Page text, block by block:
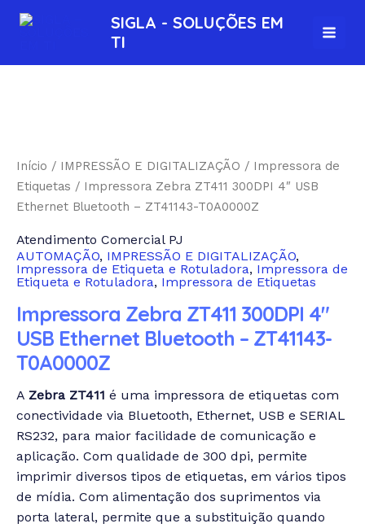
para
conteúdo
SIGLA - SOLUÇÕES EM
TI
Início / IMPRESSÃO E DIGITALIZAÇÃO / Impressora de
Etiquetas / Impressora Zebra ZT411 300DPI 4″ USB
Ethernet Bluetooth – ZT41143-T0A0000Z
Atendimento Comercial PJ
AUTOMAÇÃO, IMPRESSÃO E DIGITALIZAÇÃO,
Impressora de Etiqueta e Rotuladora, Impressora de
Etiqueta e Rotuladora, Impressora de Etiquetas
Impressora Zebra ZT411 300DPI 4″
USB Ethernet Bluetooth – ZT41143-
T0A0000Z
A Zebra ZT411 é uma impressora de etiquetas com
conectividade via Bluetooth, Ethernet, USB e SERIAL
RS232, para maior facilidade de comunicação e
aplicação. Com qualidade de 300 dpi, permite
imprimir diversos tipos de etiquetas, em vários tipos
de mídia. Com alimentação dos suprimentos via
porta lateral, permite que a substituição quando